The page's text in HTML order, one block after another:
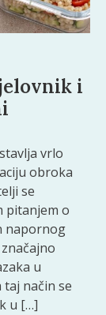
i
vrlo
obroka
se
pitanjem o
napornog
u
način se
u […]